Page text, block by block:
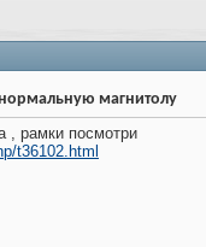
магнитолу
, рамки посмотри
t36102.html